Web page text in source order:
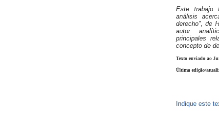
Este trabajo
análisis
derecho", de
autor
principales
concepto de
Texto enviado ao
Última edição/
Indique este